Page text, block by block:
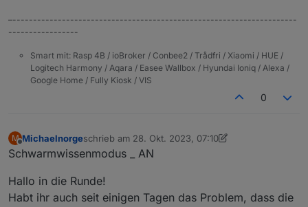
die App im eigenen WLAN auch lokal auf die Kamera
zugreift, oder liege ich da falsch?
–---------------------------------------------------------------------
-----------------
Smart mit: Rasp 4B / ioBroker / Conbee2 / Trådfri / Xiaomi / HUE /
Logitech Harmony / Aqara / Easee Wallbox / Hyundai Ioniq / Alexa /
Google Home / Fully Kiosk / VIS
0
M
Offline
Michaelnorgeschrieb am 28. Okt. 2023, 07:10
zuletzt editiert von Michaelnorge
Schwarmwissenmodus _ AN
Hallo in die Runde!
Habt ihr auch seit einigen Tagen das Problem, dass die